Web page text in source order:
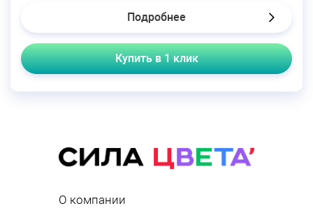
Подробнее
Купить в 1 клик
О компании